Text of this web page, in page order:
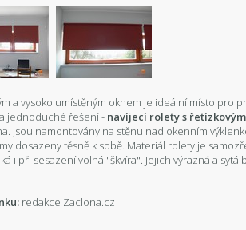
a vysoko umístěným oknem je ideální místo pro
jednoduché řešení - navíjecí rolety s
Jsou namontovány na stěnu nad okenním
dosazeny těsně k sobě. Materiál rolety je
i při sesazení volná "škvíra". Jejich výrazná a
redakce Zaclona.cz